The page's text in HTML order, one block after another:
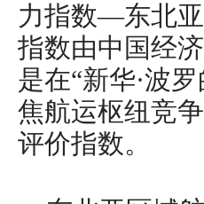
力指数—东北
指数由中国经
是在“新华·波
焦航运枢纽竞
评价指数。